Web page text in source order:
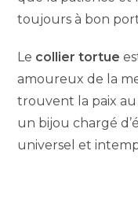
toujours à bon
Le collier tortue
amoureux de la
trouvent la paix
un bijou chargé
universel et